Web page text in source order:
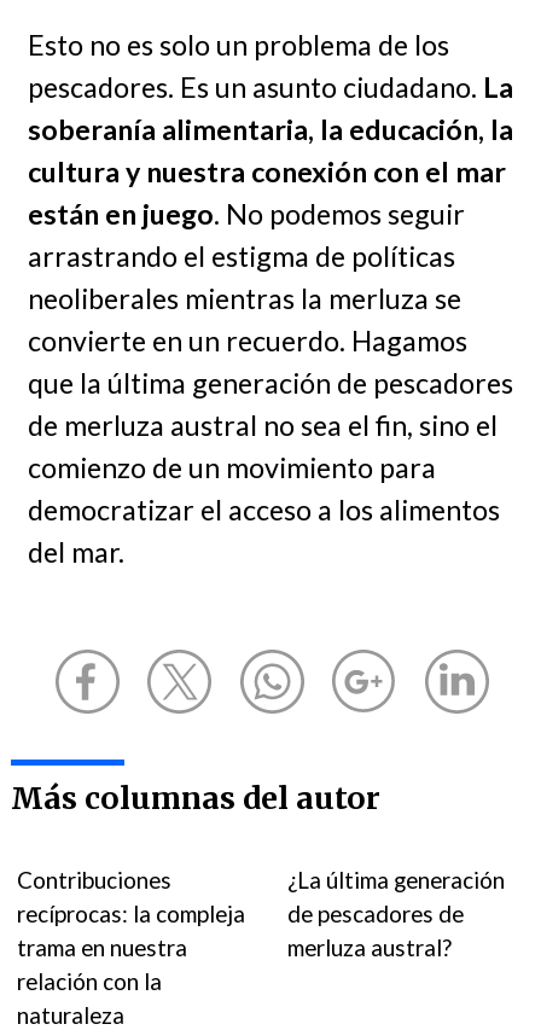
Esto no es solo un problema de los
pescadores. Es un asunto ciudadano. La
soberanía alimentaria, la educación, la
cultura y nuestra conexión con el mar
están en juego. No podemos seguir
arrastrando el estigma de políticas
neoliberales mientras la merluza se
convierte en un recuerdo. Hagamos
que la última generación de pescadores
de merluza austral no sea el fin, sino el
comienzo de un movimiento para
democratizar el acceso a los alimentos
del mar.
Más columnas del autor
Contribuciones
recíprocas: la compleja
trama en nuestra
relación con la
naturaleza
¿La última generación
de pescadores de
merluza austral?